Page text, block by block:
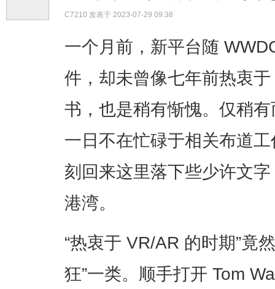
C7210 发表于 2023-07-29 09:38
一个月前，新平台随
件，却未曾像七年前热衷
书，也是稍有惭愧。仅稍
一日不在忙碌于相关布道
刻回来这里落下些少许文
港湾。
“热衷于 VR/AR 的时期”竟
狂”一类。顺手打开 Tom